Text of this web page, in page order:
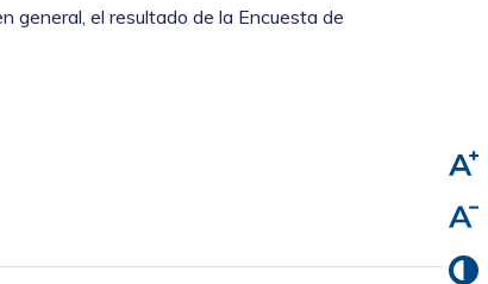
general, el resultado de la Encuesta de